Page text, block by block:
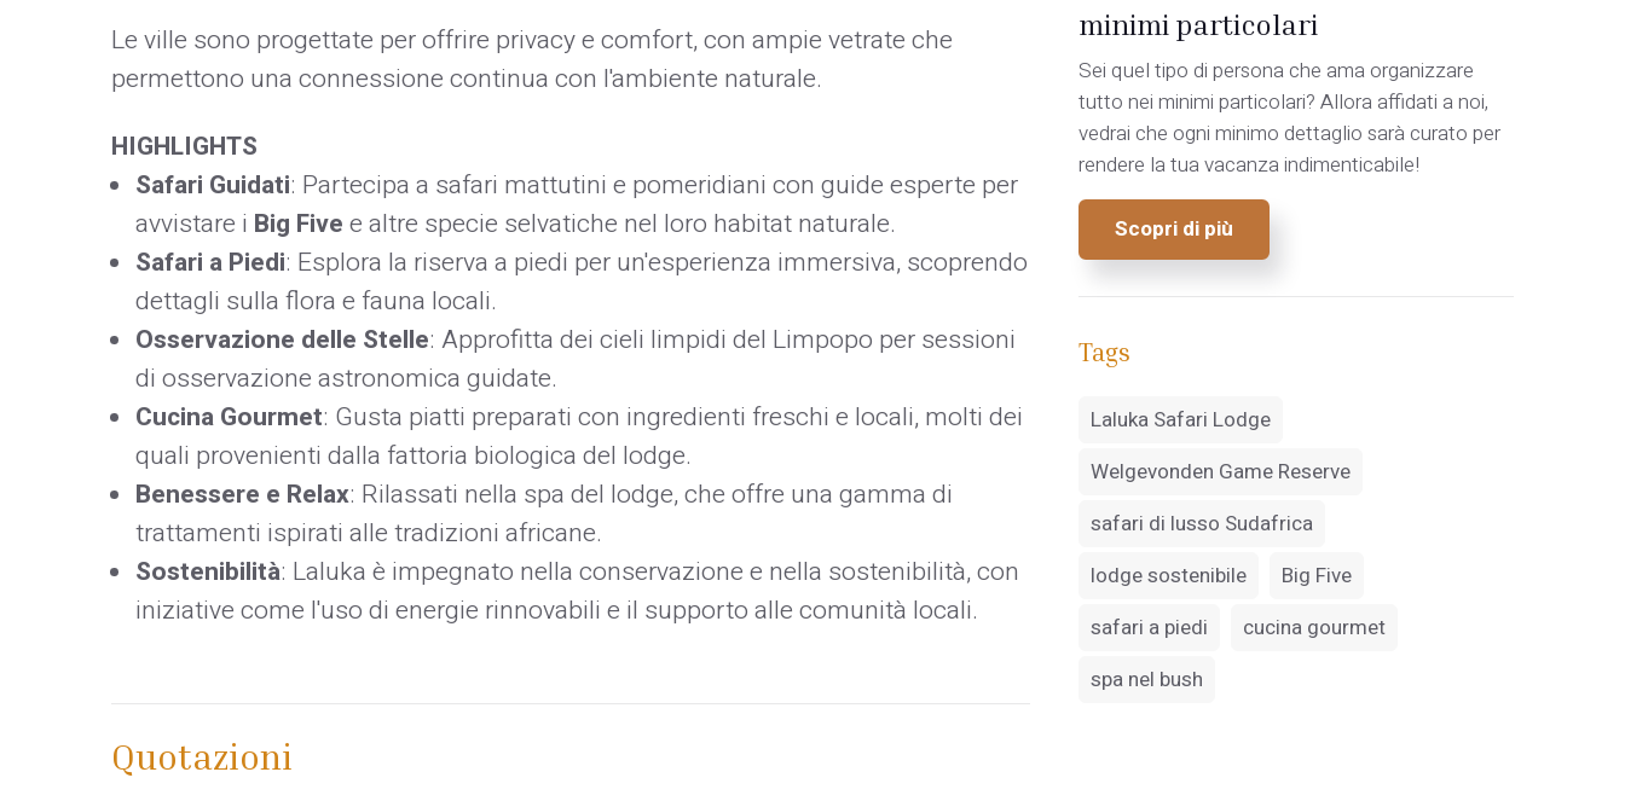
Le ville sono progettate per offrire privacy e comfort, con ampie vetrate che
permettono una connessione continua con l'ambiente naturale.
HIGHLIGHTS
Safari Guidati: Partecipa a safari mattutini e pomeridiani con guide esperte per
avvistare i Big Fivee altre specie selvatiche nel loro habitat naturale. ​
Safari a Piedi: Esplora la riserva a piedi per un'esperienza immersiva, scoprendo
dettagli sulla flora e fauna locali. ​
Osservazione delle Stelle: Approfitta dei cieli limpidi del Limpopo per sessioni
di osservazione astronomica guidate.​
Cucina Gourmet: Gusta piatti preparati con ingredienti freschi e locali, molti dei
quali provenienti dalla fattoria biologica del lodge. ​
Benessere e Relax: Rilassati nella spa del lodge, che offre una gamma di
trattamenti ispirati alle tradizioni africane.​
Sostenibilità: Laluka è impegnato nella conservazione e nella sostenibilità, con
iniziative come l'uso di energie rinnovabili e il supporto alle comunità locali.
Quotazioni
minimi particolari
Sei quel tipo di persona che ama organizzare
tutto nei minimi particolari? Allora affidati a noi,
vedrai che ogni minimo dettaglio sarà curato per
rendere la tua vacanza indimenticabile!
Scopri di più
Tags
Laluka Safari Lodge
Welgevonden Game Reserve
safari di lusso Sudafrica
lodge sostenibile
Big Five
safari a piedi
cucina gourmet
spa nel bush